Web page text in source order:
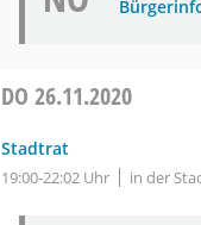
DO 26.11.2020
Stadtrat
19:00-22:02 Uhr in der